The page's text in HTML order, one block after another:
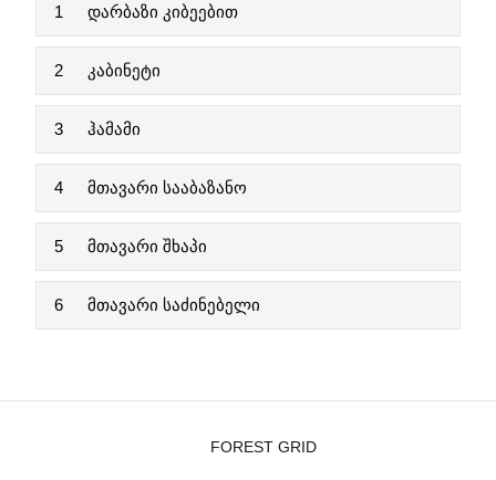
1 დარბაზი კიბეებით
2 კაბინეტი
3 ჰამამი
4 მთავარი სააბაზანო
5 მთავარი შხაპი
6 მთავარი საძინებელი
FOREST GRID